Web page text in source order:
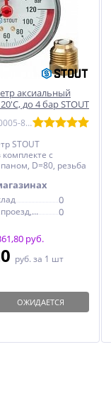
аксиальный
до 4 бар STOUT
Артикул: SIM-0005-800415
STOUT
с
D=80, резьба
0
Электродный проезд, 6с1
0
руб.
руб. за 1 шт
ОЖИДАЕТСЯ